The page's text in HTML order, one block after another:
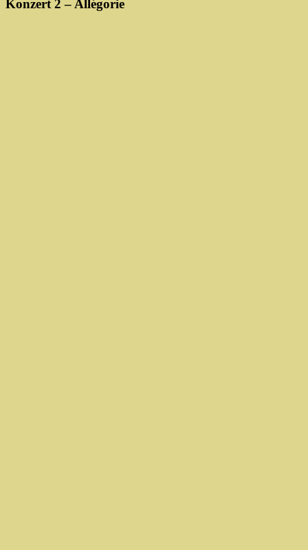
Konzert 2 – Allégorie